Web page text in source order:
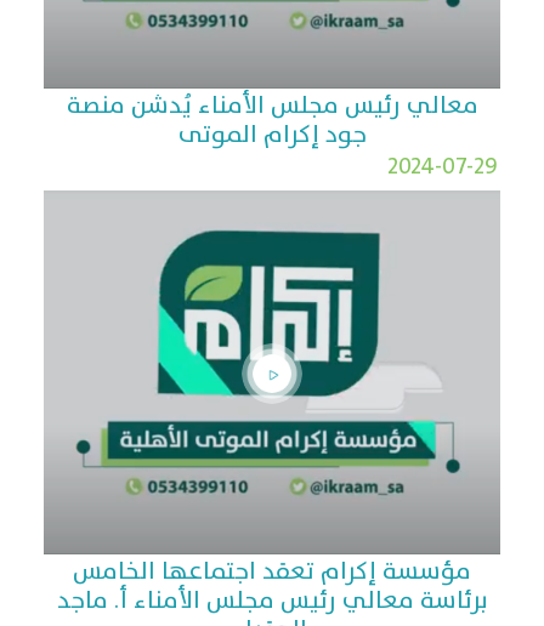
معالي رئيس مجلس الأمناء يُدشن منصة
جود إكرام الموتى
2024-07-29
مؤسسة إكرام تعقد اجتماعها الخامس
برئاسة معالي رئيس مجلس الأمناء أ. ماجد